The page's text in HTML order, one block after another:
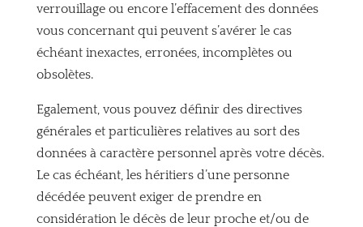
verrouillage ou encore l’effacement des données
vous concernant qui peuvent s’avérer le cas
échéant inexactes, erronées, incomplètes ou
obsolètes.
Egalement, vous pouvez définir des directives
générales et particulières relatives au sort des
données à caractère personnel après votre décès.
Le cas échéant, les héritiers d’une personne
décédée peuvent exiger de prendre en
considération le décès de leur proche et/ou de